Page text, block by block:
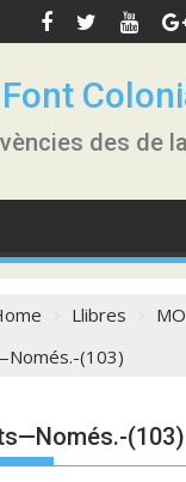
des de
Llibres
(103)
(103)